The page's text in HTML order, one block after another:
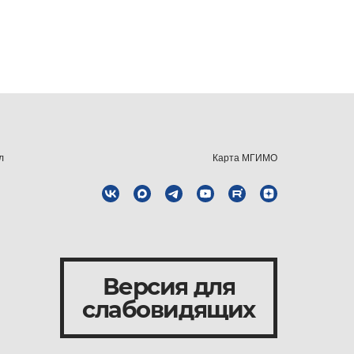
Карта МГИМО
Версия для
слабовидящих